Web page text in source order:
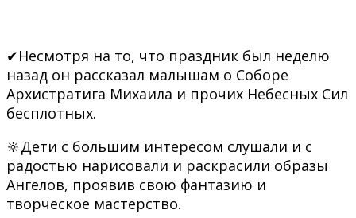
✔Несмотря на то, что праздник был неделю
назад он рассказал малышам о Соборе
Архистратига Михаила и прочих Небесных Сил
бесплотных.
🔆Дети с большим интересом слушали и с
радостью нарисовали и раскрасили образы
Ангелов, проявив свою фантазию и
творческое мастерство.